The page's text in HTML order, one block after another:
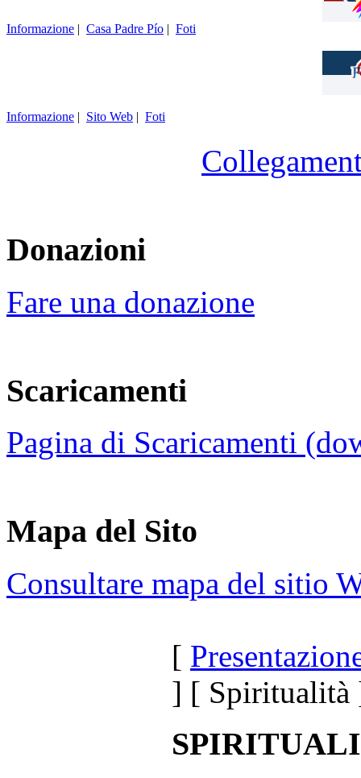
Informazione | Casa Padre Pío | Foti
Informazione | Sito Web | Foti
Donazioni
Fare una donazione
Scaricamenti
Pagina di Scaricamenti
Mapa del Sito
Consultare mapa del sitio
[
] [